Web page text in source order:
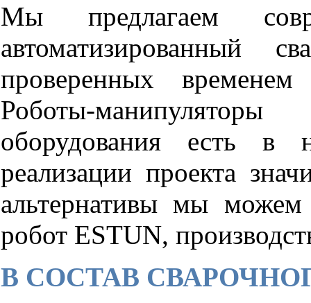
Мы предлагаем
автоматизированный
проверенных
Роботы-
оборудования есть в
реализации проекта
альтернативы мы можем
робот ESTUN,
В СОСТАВ